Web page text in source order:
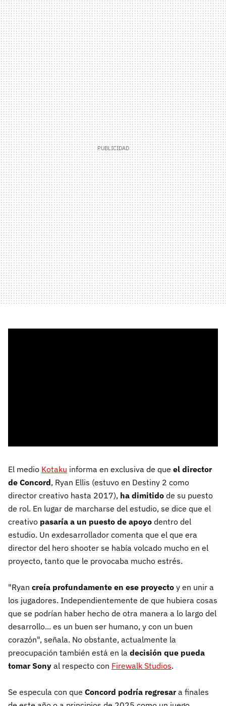
El medio Kotaku informa en exclusiva de que el director
de Concord, Ryan Ellis (estuvo en Destiny 2 como
director creativo hasta 2017), ha dimitido de su puesto
de rol. En lugar de marcharse del estudio, se dice que el
creativo pasaría a un puesto de apoyo dentro del
estudio. Un exdesarrollador comenta que el que era
director del hero shooter se había volcado mucho en el
proyecto, tanto que le provocaba mucho estrés.
"Ryan creía profundamente en ese proyecto y en unir a
los jugadores. Independientemente de que hubiera cosas
que se podrían haber hecho de otra manera a lo largo del
desarrollo... es un buen ser humano, y con un buen
corazón", señala. No obstante, actualmente la
preocupación también está en la decisión que pueda
tomar Sony al respecto con Firewalk Studios.
Se especula con que Concord podría regresara finales